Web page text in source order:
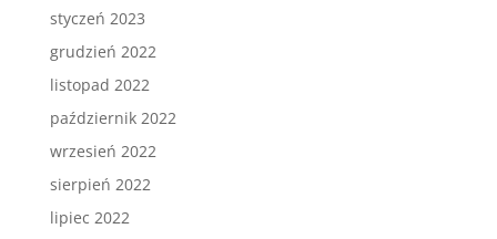
styczeń 2023
grudzień 2022
listopad 2022
październik 2022
wrzesień 2022
sierpień 2022
lipiec 2022